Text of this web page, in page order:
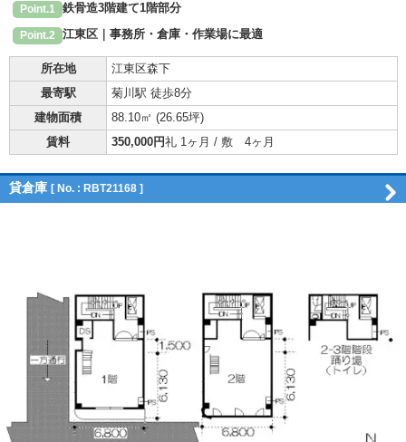
Point.1 鉄骨造3階建て1階部分
Point.2 江東区｜事務所・倉庫・作業場に最適
所在地
江東区森下
最寄駅
菊川駅 徒歩8分
建物面積
88.10㎡ (26.65坪)
賃料
350,000円礼 1ヶ月 / 敷 4ヶ月
貸倉庫 [ No. : RBT21168 ]